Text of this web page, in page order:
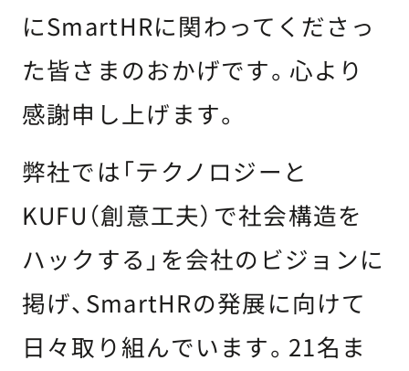
にSmartHRに関わってくださっ
た皆さまのおかげです。心より
感謝申し上げます。
弊社では「テクノロジーと
KUFU（創意工夫）で社会構造を
ハックする」を会社のビジョンに
掲げ、SmartHRの発展に向けて
日々取り組んでいます。21名ま